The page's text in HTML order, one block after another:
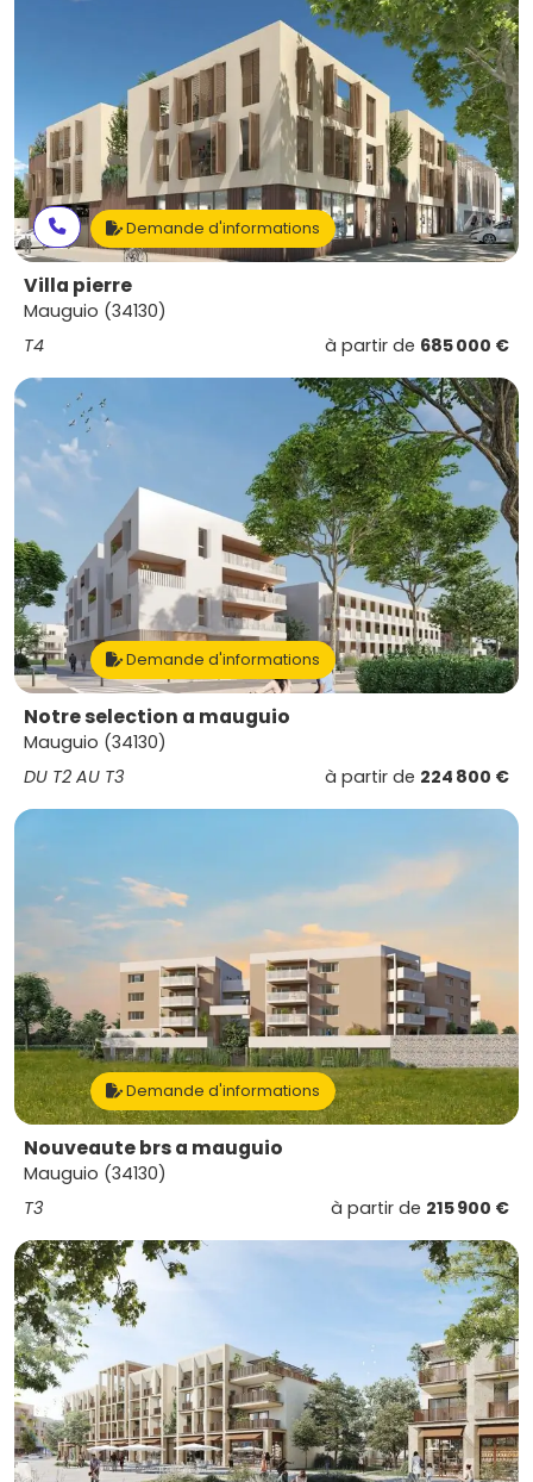
Demande d'informations
Villa pierre
Mauguio (34130)
T4
à partir de 685 000 €
Demande d'informations
Notre selection a mauguio
Mauguio (34130)
DU T2 AU T3
à partir de 224 800 €
Demande d'informations
Nouveaute brs a mauguio
Mauguio (34130)
T3
à partir de 215 900 €